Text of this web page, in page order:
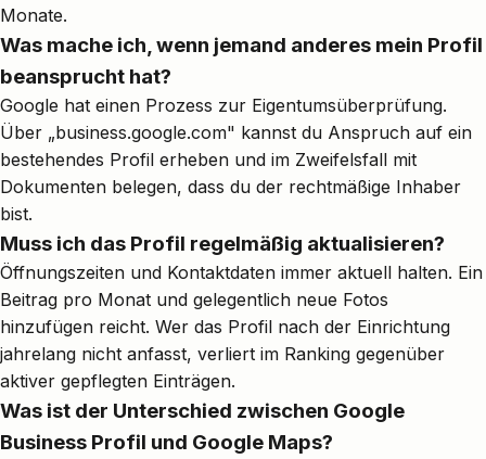
Monate.
Was mache ich, wenn jemand anderes mein Profil
beansprucht hat?
Google hat einen Prozess zur Eigentumsüberprüfung.
Über „business.google.com" kannst du Anspruch auf ein
bestehendes Profil erheben und im Zweifelsfall mit
Dokumenten belegen, dass du der rechtmäßige Inhaber
bist.
Muss ich das Profil regelmäßig aktualisieren?
Öffnungszeiten und Kontaktdaten immer aktuell halten. Ein
Beitrag pro Monat und gelegentlich neue Fotos
hinzufügen reicht. Wer das Profil nach der Einrichtung
jahrelang nicht anfasst, verliert im Ranking gegenüber
aktiver gepflegten Einträgen.
Was ist der Unterschied zwischen Google
Business Profil und Google Maps?